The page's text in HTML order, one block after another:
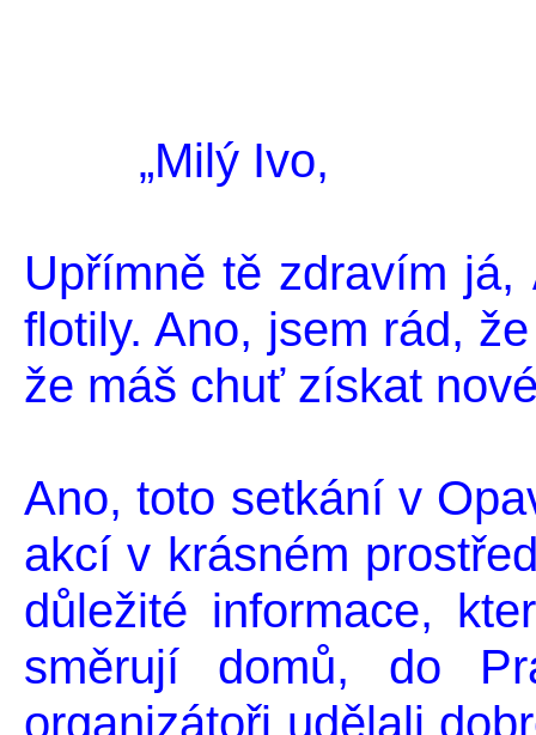
„Milý Ivo,
Upřímně tě zdravím já,
flotily. Ano, jsem rád,
že máš chuť získat
Ano, toto setkání v
akcí v krásném
důležité informace,
směrují domů, do
organizátoři udělali